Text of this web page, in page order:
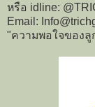
หรือ idline:
Email:
"ความพอใจของลู